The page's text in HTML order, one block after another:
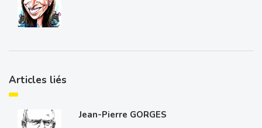
Articles liés
Jean-Pierre GORGES